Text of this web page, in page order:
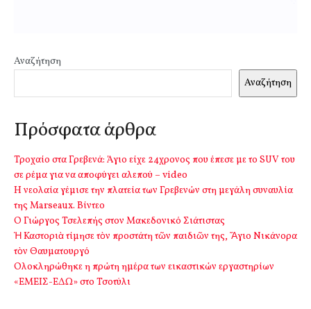
Αναζήτηση
Αναζήτηση
Πρόσφατα άρθρα
Τροχαίο στα Γρεβενά: Άγιο είχε 24χρονος που έπεσε με το SUV του
σε ρέμα για να αποφύγει αλεπού – video
Η νεολαία γέμισε την πλατεία των Γρεβενών στη μεγάλη συναυλία
της Marseaux. Βίντεο
Ο Γιώργος Τσελεπής στον Μακεδονικό Σιάτιστας
Ἡ Καστοριὰ τίμησε τὸν προστάτη τῶν παιδιῶν της, Ἅγιο Νικάνορα
τὸν Θαυματουργό
Ολοκληρώθηκε η πρώτη ημέρα των εικαστικών εργαστηρίων
«ΕΜΕΙΣ-ΕΔΩ» στο Τσοτύλι